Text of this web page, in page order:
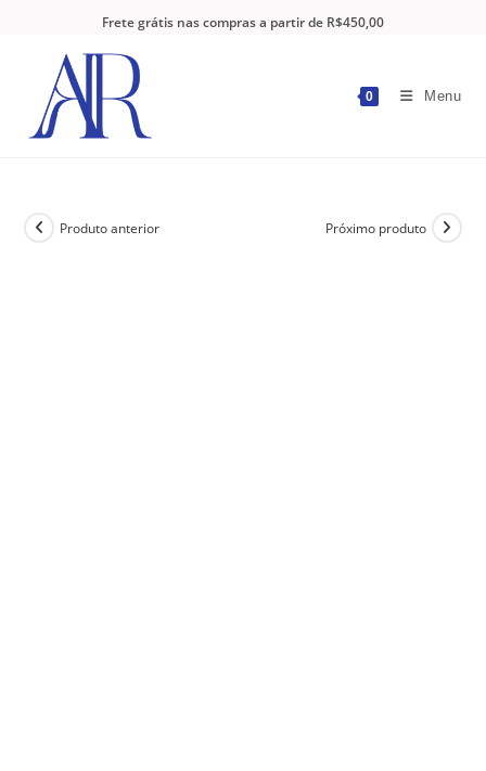
Frete grátis nas compras a partir de R$450,00
0 Menu
Produto anterior Próximo produto